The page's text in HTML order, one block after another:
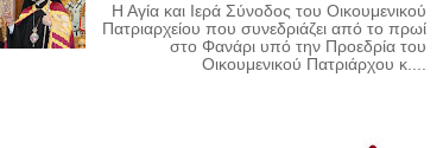
Η Αγία και Ιερά Σύνοδος του Οικουμενικού
Πατριαρχείου που συνεδριάζει από το πρωί
στο Φανάρι υπό την Προεδρία του
Οικουμενικού Πατριάρχου κ....